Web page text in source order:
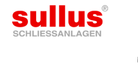
Direkt zum Inhalt